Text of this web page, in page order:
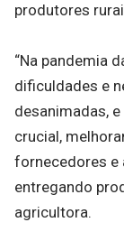
produtores
“Na pandemia
dificuldades e
desanimadas,
crucial,
fornecedores e
entregando
agricultora.